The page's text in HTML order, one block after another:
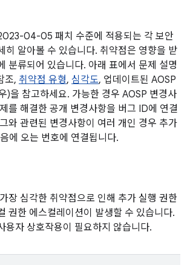
04-05 패치 수준에 적용되는 각 보안
히 알아볼 수 있습니다. 취약점은 영향을 받
분류되어 있습니다. 아래 표에서 문제 설명
조, 취약점 유형, 심각도, 업데이트된 AOSP
)을 참고하세요. 가능한 경우 AOSP 변경사
를 해결한 공개 변경사항을 버그 ID에 연결
와 관련된 변경사항이 여러 개인 경우 추가
에 오는 번호에 연결됩니다.
장 심각한 취약점으로 인해 추가 실행 권한
권한 에스컬레이션이 발생할 수 있습니다.
용자 상호작용이 필요하지 않습니다.